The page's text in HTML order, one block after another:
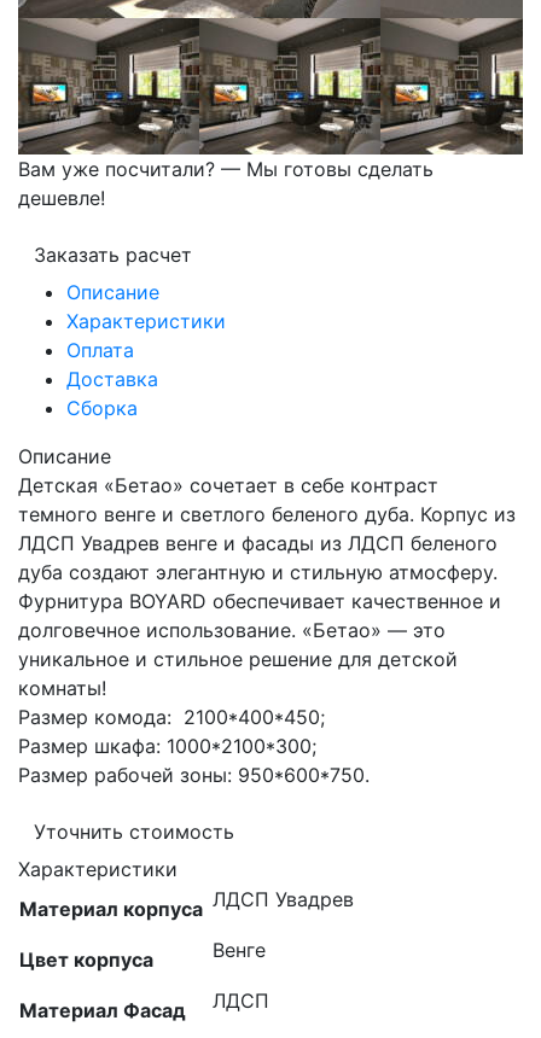
Вам уже посчитали? — Мы готовы сделать
дешевле!
Заказать расчет
Описание
Характеристики
Оплата
Доставка
Сборка
Описание
Детская «Бетао» сочетает в себе контраст
темного венге и светлого беленого дуба. Корпус из
ЛДСП Увадрев венге и фасады из ЛДСП беленого
дуба создают элегантную и стильную атмосферу.
Фурнитура BOYARD обеспечивает качественное и
долговечное использование. «Бетао» — это
уникальное и стильное решение для детской
комнаты!
Размер комода: 2100*400*450;
Размер шкафа: 1000*2100*300;
Размер рабочей зоны: 950*600*750.
Уточнить стоимость
Характеристики
Материал корпуса ЛДСП Увадрев
Цвет корпуса Венге
Материал Фасад ЛДСП